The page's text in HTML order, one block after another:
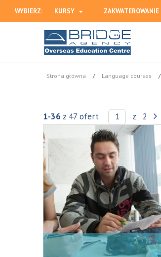
WYBIERZ: KURSY ZAKWATEROWANIE
HOLIDAY
Strona główna / Language courses /
1-36 z 47 ofert z 2